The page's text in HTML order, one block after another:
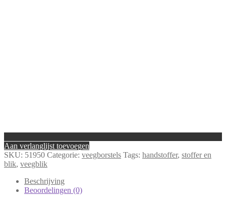
Aan verlanglijst toevoegen
SKU: 51950 Categorie: veegborstels Tags: handstoffer, stoffer en
blik, veegblik
Beschrijving
Beoordelingen (0)